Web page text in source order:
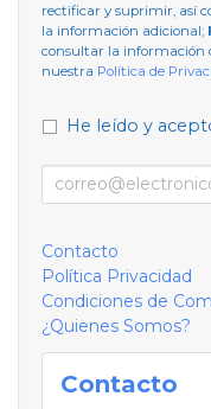
rectificar y suprimir, así
la información adicional;
consultar la información
nuestra Política de
He leído y
Contacto
Política Privacidad
Condiciones de
¿Quienes Somos?
Contacto